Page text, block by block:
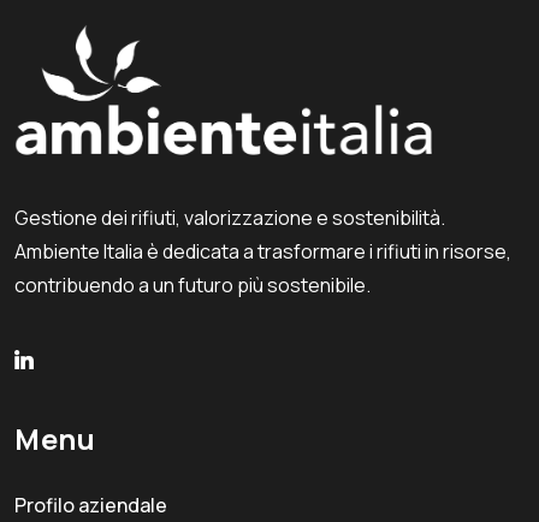
Gestione dei rifiuti, valorizzazione e sostenibilità.
Ambiente Italia è dedicata a trasformare i rifiuti in risorse,
contribuendo a un futuro più sostenibile.
Menu
Profilo aziendale